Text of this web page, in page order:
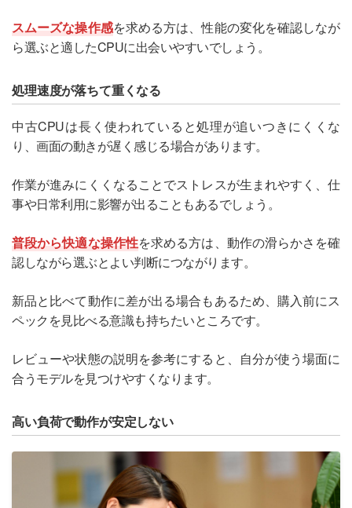
スムーズな操作感を求める方は、性能の変化を確認しなが
ら選ぶと適したCPUに出会いやすいでしょう。
処理速度が落ちて重くなる
中古CPUは長く使われていると処理が追いつきにくくな
り、画面の動きが遅く感じる場合があります。
作業が進みにくくなることでストレスが生まれやすく、仕
事や日常利用に影響が出ることもあるでしょう。
普段から快適な操作性を求める方は、動作の滑らかさを確
認しながら選ぶとよい判断につながります。
新品と比べて動作に差が出る場合もあるため、購入前にス
ペックを見比べる意識も持ちたいところです。
レビューや状態の説明を参考にすると、自分が使う場面に
合うモデルを見つけやすくなります。
高い負荷で動作が安定しない